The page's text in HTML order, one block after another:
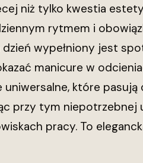
niż tylko kwestia
rytmem i
wypełniony jest
manicure w
które pasują
przy tym niepotrzebnej
pracy. To